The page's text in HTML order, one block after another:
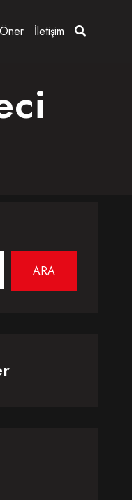
İletişim
ARA